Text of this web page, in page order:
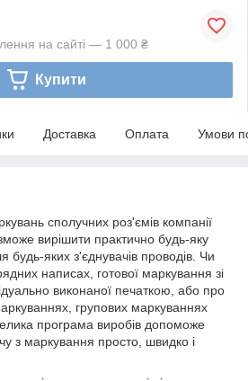
на сайті — 1 000 ₴
Купити
Доставка Оплата Умови
сполучних роз'ємів компанії
вирішити практично будь-яку
будь-яких з'єднувачів проводів. Чи
написах, готової маркування зі
виконаної печаткою, або про
групових маркуваннях
програма виробів допоможе
з маркування просто, швидко і